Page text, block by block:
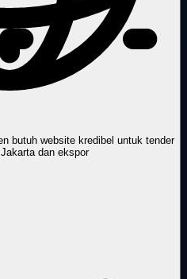
butuh website kredibel untuk tender
dan ekspor